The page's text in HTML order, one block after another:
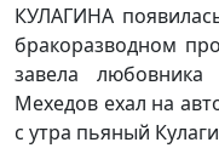
КУЛАГИНА
бракоразводном
завела
Мехедов ехал на
с утра пьяный